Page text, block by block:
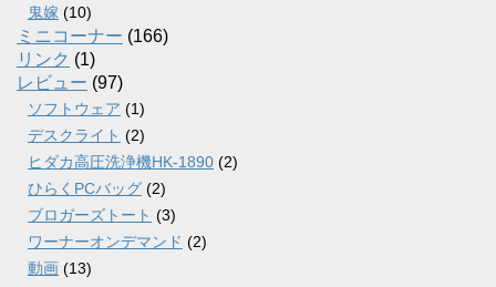
鬼嫁 (10)
ミニコーナー (166)
リンク (1)
レビュー (97)
ソフトウェア (1)
デスクライト (2)
ヒダカ高圧洗浄機HK-1890 (2)
ひらくPCバッグ (2)
ブロガーズトート (3)
ワーナーオンデマンド (2)
動画 (13)